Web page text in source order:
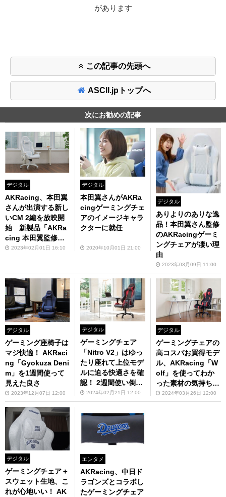
があります
この記事の先頭へ
ASCII.jpトップへ
次にお勧めの記事
デジタル
AKRacing、本田翼
さんが出演する新し
いCM 2編を放映開
始 新製品「AKRa
cing 本田翼監修オ
リジナルカラーモデ
2023年02月01日 16:10
デジタル
本田翼さんがAKRa
cingゲーミングチェ
アのイメージキャラ
クターに就任
2020年10月01日 21:00
デジタル
ありよりのありな逸
品！本田翼さん監修
のAKRacingゲーミ
ングチェアが凄い理
由
2023年03月09日 11:00
デジタル
ゲーミング座椅子は
マジ快適！ AKRaci
ng「Gyokuza Deni
m」を1週間使って
見えた良さ
2023年12月07日 12:00
デジタル
ゲーミングチェア
「Nitro V2」はゆっ
たり座れて上位モデ
ルに迫る快適さを確
認！ 2週間使い倒し
てレビュー
2024年02月21日 12:00
デジタル
ゲーミングチェアの
高コスパお買得モデ
ル、AKRacing「W
olf」を使ってわか
った素材の気持ち良
さ2024年03月26日 12:00
デジタル
ゲーミングチェア＋
スウェット生地、こ
れが心地いい！ AK
エンタメ
AKRacing、中日ド
ラゴンズとコラボし
たゲーミングチェア